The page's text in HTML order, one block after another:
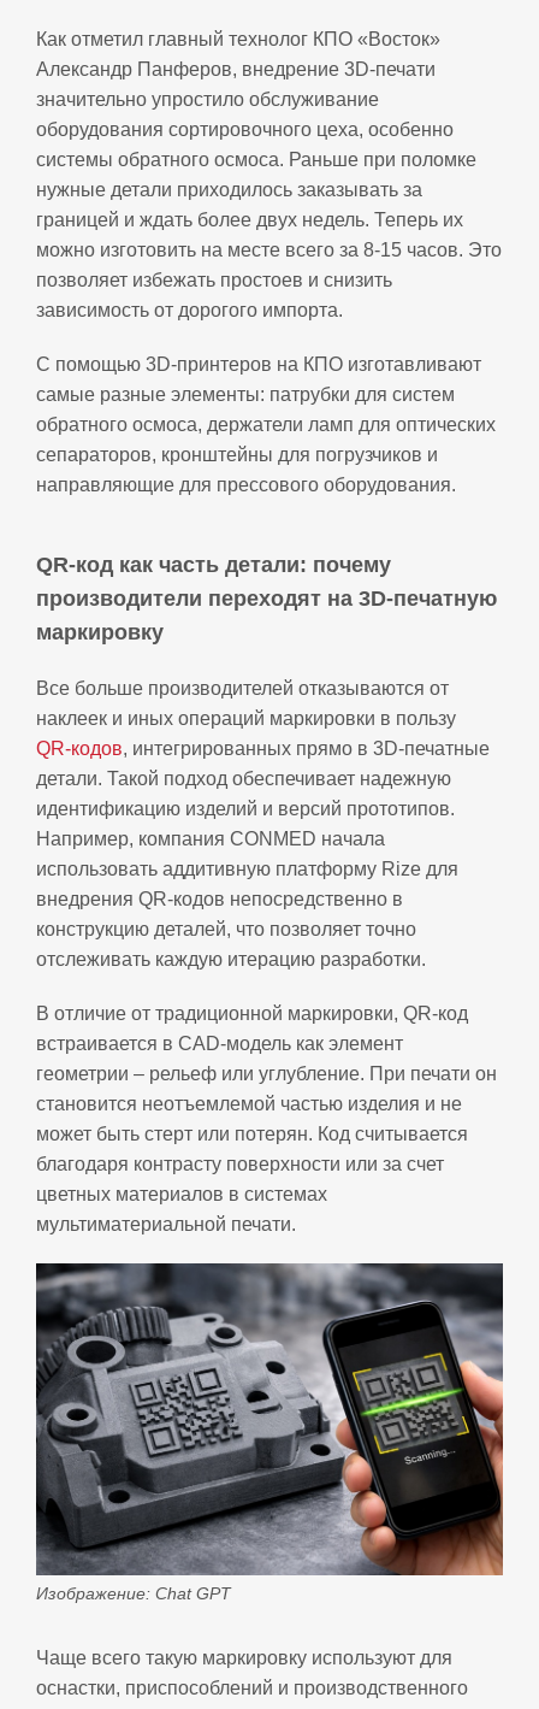
Как отметил главный технолог КПО «Восток»
Александр Панферов, внедрение 3D‑печати
значительно упростило обслуживание
оборудования сортировочного цеха, особенно
системы обратного осмоса. Раньше при поломке
нужные детали приходилось заказывать за
границей и ждать более двух недель. Теперь их
можно изготовить на месте всего за 8‑15 часов. Это
позволяет избежать простоев и снизить
зависимость от дорогого импорта.
С помощью 3D‑принтеров на КПО изготавливают
самые разные элементы: патрубки для систем
обратного осмоса, держатели ламп для оптических
сепараторов, кронштейны для погрузчиков и
направляющие для прессового оборудования.
QR‑код как часть детали: почему
производители переходят на 3D‑печатную
маркировку
Все больше производителей отказываются от
наклеек и иных операций маркировки в пользу
QR‑кодов, интегрированных прямо в 3D‑печатные
детали. Такой подход обеспечивает надежную
идентификацию изделий и версий прототипов.
Например, компания CONMED начала
использовать аддитивную платформу Rize для
внедрения QR‑кодов непосредственно в
конструкцию деталей, что позволяет точно
отслеживать каждую итерацию разработки.
В отличие от традиционной маркировки, QR‑код
встраивается в CAD‑модель как элемент
геометрии – рельеф или углубление. При печати он
становится неотъемлемой частью изделия и не
может быть стерт или потерян. Код считывается
благодаря контрасту поверхности или за счет
цветных материалов в системах
мультиматериальной печати.
Изображение: Chat GPT
Чаще всего такую маркировку используют для
оснастки, приспособлений и производственного